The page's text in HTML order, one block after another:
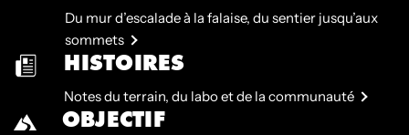
Du mur d’escalade à la falaise, du sentier jusqu’aux
sommets
HISTOIRES
Notes du terrain, du labo et de la communauté
OBJECTIF